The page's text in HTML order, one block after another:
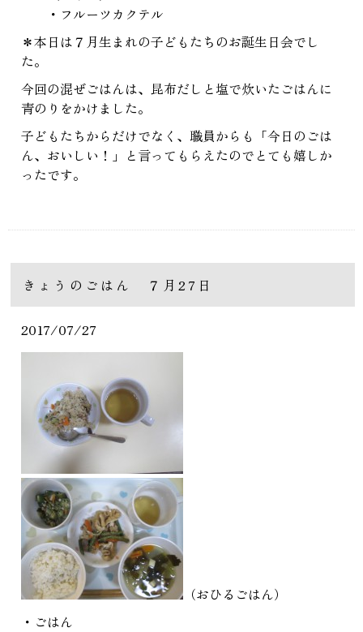
・フルーツカクテル
＊本日は７月生まれの子どもたちのお誕生日会でし
た。
今回の混ぜごはんは、昆布だしと塩で炊いたごはんに
青のりをかけました。
子どもたちからだけでなく、職員からも「今日のごは
ん、おいしい！」と言ってもらえたのでとても嬉しか
ったです。
きょうのごはん ７月27日
2017/07/27
（おひるごはん）
・ごはん